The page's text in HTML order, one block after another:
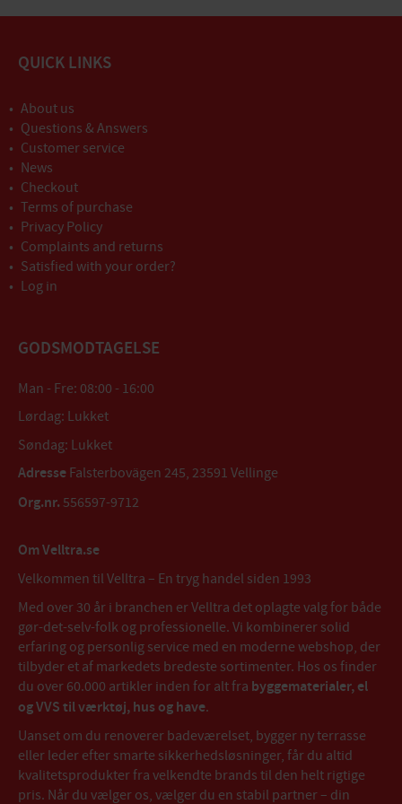
QUICK LINKS
About us
Questions & Answers
Customer service
News
Checkout
Terms of purchase
Privacy Policy
Complaints and returns
Satisfied with your order?
Log in
GODSMODTAGELSE
Man - Fre: 08:00 - 16:00
Lørdag: Lukket
Søndag: Lukket
Adresse Falsterbovägen 245, 23591 Vellinge
Org.nr. 556597-9712
Om Velltra.se
Velkommen til Velltra – En tryg handel siden 1993
Med over 30 år i branchen er Velltra det oplagte valg for både
gør-det-selv-folk og professionelle. Vi kombinerer solid
erfaring og personlig service med en moderne webshop, der
tilbyder et af markedets bredeste sortimenter. Hos os finder
du over 60.000 artikler inden for alt fra byggematerialer, el
og VVS til værktøj, hus og have.
Uanset om du renoverer badeværelset, bygger ny terrasse
eller leder efter smarte sikkerhedsløsninger, får du altid
kvalitetsprodukter fra velkendte brands til den helt rigtige
pris. Når du vælger os, vælger du en stabil partner – din